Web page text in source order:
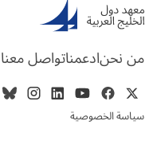
من نحنادعمناتواصل معنا
سياسة الخصوصية